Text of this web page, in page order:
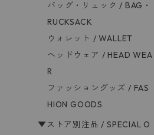
バッグ・リュック / BAG・
RUCKSACK
ウォレット / WALLET
ヘッドウェア / HEAD WEA
R
ファッショングッズ / FAS
HION GOODS
▼ストア別注品 / SPECIAL O